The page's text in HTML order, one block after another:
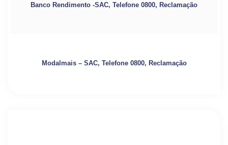
Banco Rendimento -SAC, Telefone 0800, Reclamação
Modalmais – SAC, Telefone 0800, Reclamação